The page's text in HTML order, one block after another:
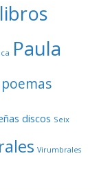
libros
Paula
poemas
discos Seix
Virumbrales